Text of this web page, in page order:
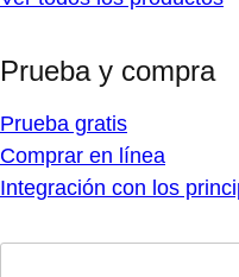
Prueba y compra
Prueba gratis
Comprar en línea
Integración con los